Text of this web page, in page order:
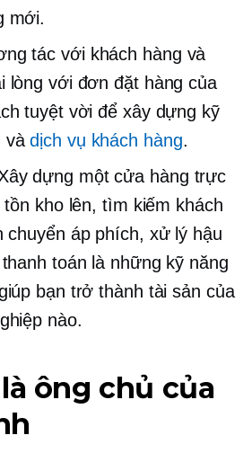
mới.
tác với khách hàng và
lòng với đơn đặt hàng của
tuyệt vời để xây dựng kỹ
vàdịch vụ khách hàng.
dựng một cửa hàng trực
kho lên, tìm kiếm khách
chuyển áp phích, xử lý hậu
toán là những kỹ năng
bạn trở thành tài sản của
nào.
ông chủ của